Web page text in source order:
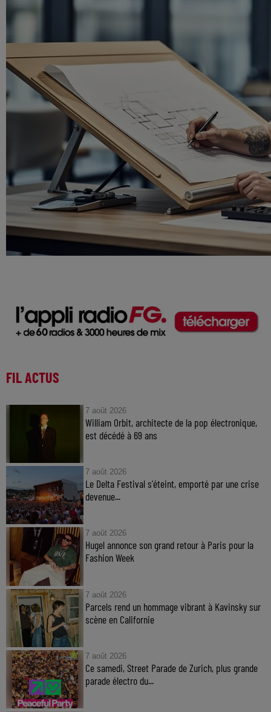
FIL ACTUS
7 août 2026
William Orbit, architecte de la pop électronique,
est décédé à 69 ans
7 août 2026
Le Delta Festival s'éteint, emporté par une crise
devenue...
7 août 2026
Hugel annonce son grand retour à Paris pour la
Fashion Week
7 août 2026
Parcels rend un hommage vibrant à Kavinsky sur
scène en Californie
7 août 2026
Ce samedi, Street Parade de Zurich, plus grande
parade électro du...